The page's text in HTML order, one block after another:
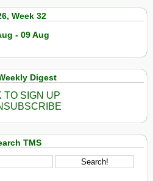
Week 32
- 09 Aug
Digest
TO SIGN UP
TMS